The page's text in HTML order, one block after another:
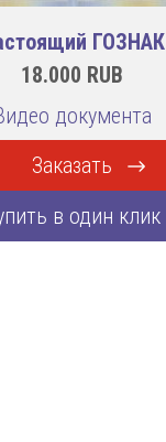
ГОЗНАК
18.000 RUB
документа
Заказать
в один клик